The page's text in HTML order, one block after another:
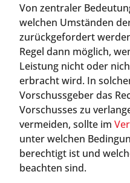
Von zentraler
welchen Umständen
zurückgefordert
Regel dann möglich,
Leistung nicht oder
erbracht wird. In
Vorschussgeber das
Vorschusses zu
vermeiden, sollte im
unter welchen
berechtigt ist und
beachten sind.